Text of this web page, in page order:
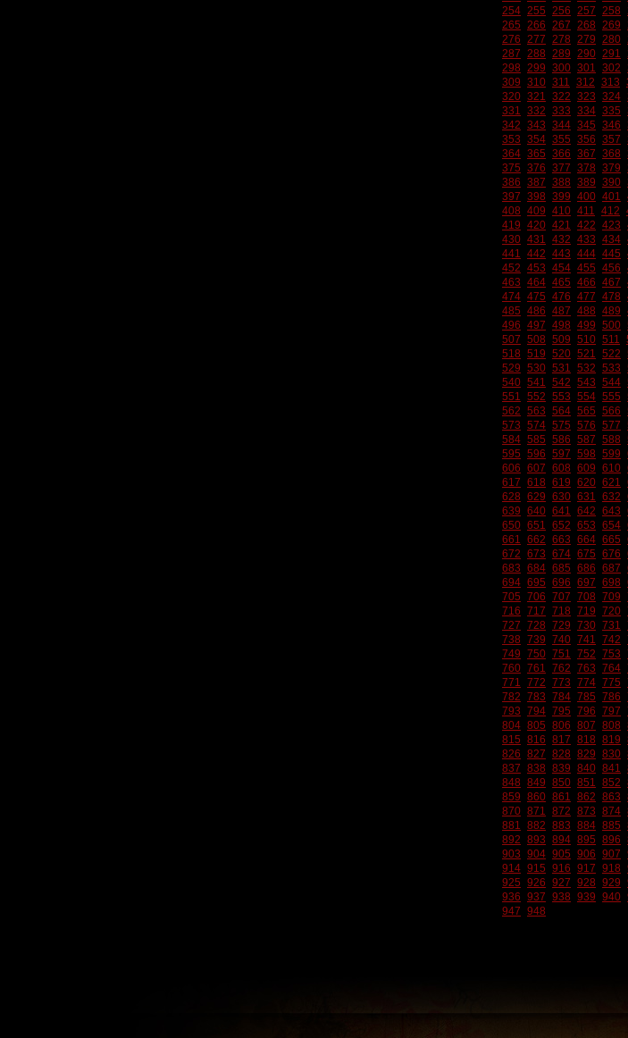
254 255 256 257 258
265 266 267 268 269
276 277 278 279 280
287 288 289 290 291
298 299 300 301 302
309 310 311 312 313
320 321 322 323 324
331 332 333 334 335
342 343 344 345 346
353 354 355 356 357
364 365 366 367 368
375 376 377 378 379
386 387 388 389 390
397 398 399 400 401
408 409 410 411 412
419 420 421 422 423
430 431 432 433 434
441 442 443 444 445
452 453 454 455 456
463 464 465 466 467
474 475 476 477 478
485 486 487 488 489
496 497 498 499 500
507 508 509 510 511
518 519 520 521 522
529 530 531 532 533
540 541 542 543 544
551 552 553 554 555
562 563 564 565 566
573 574 575 576 577
584 585 586 587 588
595 596 597 598 599
606 607 608 609 610
617 618 619 620 621
628 629 630 631 632
639 640 641 642 643
650 651 652 653 654
661 662 663 664 665
672 673 674 675 676
683 684 685 686 687
694 695 696 697 698
705 706 707 708 709
716 717 718 719 720
727 728 729 730 731
738 739 740 741 742
749 750 751 752 753
760 761 762 763 764
771 772 773 774 775
782 783 784 785 786
793 794 795 796 797
804 805 806 807 808
815 816 817 818 819
826 827 828 829 830
837 838 839 840 841
848 849 850 851 852
859 860 861 862 863
870 871 872 873 874
881 882 883 884 885
892 893 894 895 896
903 904 905 906 907
914 915 916 917 918
925 926 927 928 929
936 937 938 939 940
947 948